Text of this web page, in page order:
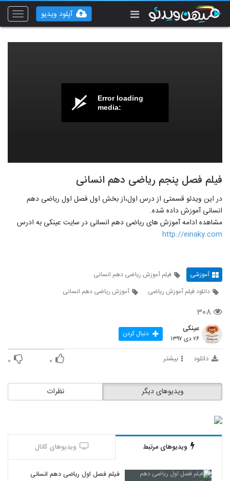
Toggle
آپلود ویدیو
Error loading
media:
فیلم فصل پنجم ریاضی دهم انسانی
در این ویدئو قسمتی از درس اول،از بخش اول فصل اول ریاضی دهم
انسانی آموزش داده شده.
مشاهده ادامه آموزش های ریاضی دهم انسانی در سایت عینکی به ادرس
http://einaky.com
آموزشی
فیلم آموزش ریاضی دهم انسانی
دانلود فیلم آموزش ریاضی
آموزش ریاضی دهم انسانی
۳۰۸
عینکی
۲۶ دی ۱۳۹۷ دنبال کردن
دانلود بیشتر ۰ ۰
نظرات ویدیوهای دیگر
ویدیوهای مرتبط ویدیوهای کانال
فیلم فصل اول ریاضی دهم انسانی